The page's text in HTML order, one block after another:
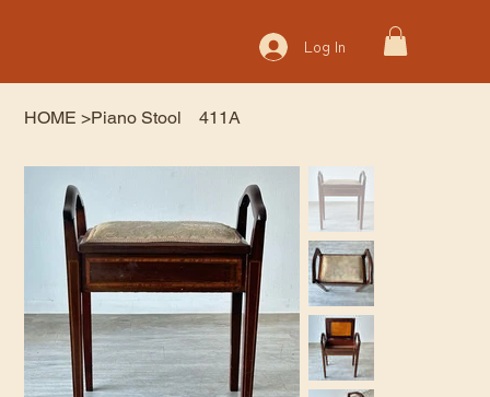
Log In
HOME >Piano Stool 411A